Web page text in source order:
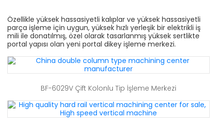
Özellikle yüksek hassasiyetli kalıplar ve yüksek hassasiyetli
parça işleme için uygun, yüksek hızlı yerleşik bir elektrikli iş
mili ile donatılmış, özel olarak tasarlanmış yüksek sertlikte
portal yapısı olan yeni portal dikey işleme merkezi.
BF-6029V Çift Kolonlu Tip İşleme Merkezi